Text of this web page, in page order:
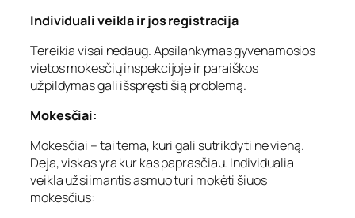
Individuali veikla ir jos registracija
Tereikia visai nedaug. Apsilankymas gyvenamosios
vietos mokesčių inspekcijoje ir paraiškos
užpildymas gali išspręsti šią problemą.
Mokesčiai:
Mokesčiai – tai tema, kuri gali sutrikdyti ne vieną.
Deja, viskas yra kur kas paprasčiau. Individualia
veikla užsiimantis asmuo turi mokėti šiuos
mokesčius: